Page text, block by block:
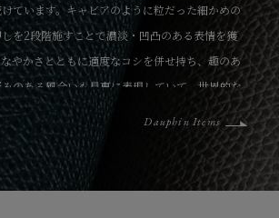
ています。キャビアのように粒だった細かめの
を2段階施すことで濃淡・凹凸のある表情を獲
やかさとともに適度なコシを併せ持ち、趣のあ
のある風合いも見事に表現していて、世界的な
用されている高級皮革です。
Dauphin Items